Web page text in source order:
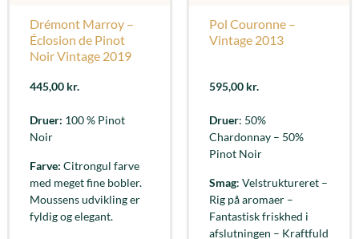
Drémont Marroy –
Éclosion de Pinot
Noir Vintage 2019
445,00 kr.
Druer: 100 % Pinot
Noir
Farve: Citrongul farve
med meget fine bobler.
Moussens udvikling er
fyldig og elegant.
Pol Couronne –
Vintage 2013
595,00 kr.
Druer: 50%
Chardonnay – 50%
Pinot Noir
Smag: Velstruktureret –
Rig på aromaer –
Fantastisk friskhed i
afslutningen – Kraftfuld